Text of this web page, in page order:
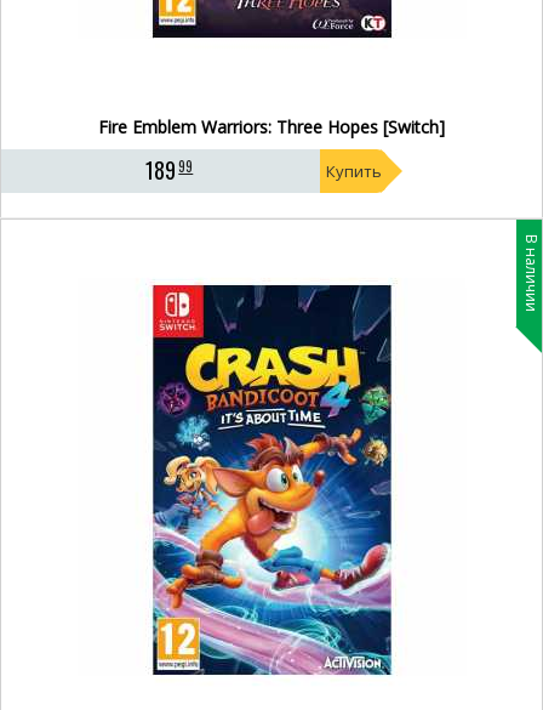
Fire Emblem Warriors: Three Hopes [Switch]
18999 Купить
В наличии